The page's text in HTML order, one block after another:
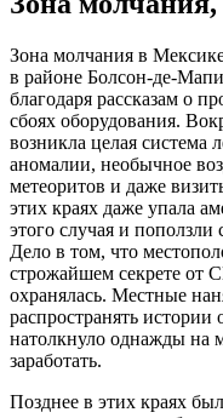
Зона молчания в
в районе Болсон-де-
благодаря рассказам о
сбоях оборудования.
возникла целая система
аномалии, необычное
метеоритов и даже
этих краях даже упала
этого случая и
Дело в том, что
строжайшем секрете от
охранялась. Местные
распространять истории
натолкнуло однажды на
заработать.
Позднее в этих краях